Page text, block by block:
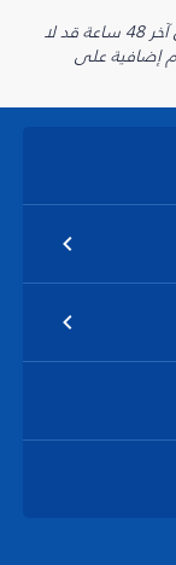
* تم الحصول على جميع الأسعار المعروضة خلال آخر 48 ساعة قد لا
إضافية على